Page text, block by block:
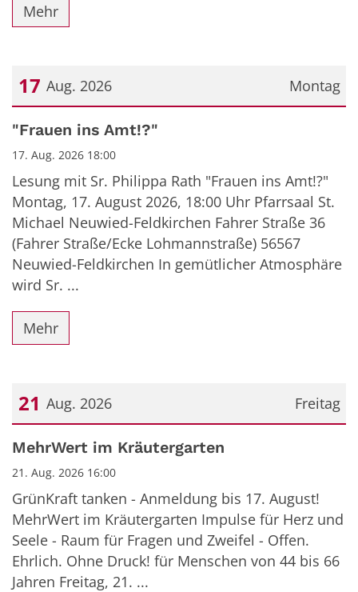
Mehr
Montag
17 Aug. 2026
Datum: 17. August 2026
"Frauen ins Amt!?"
17. Aug. 2026 18:00
Lesung mit Sr. Philippa Rath "Frauen ins Amt!?"
Montag, 17. August 2026, 18:00 Uhr Pfarrsaal St.
Michael Neuwied-Feldkirchen Fahrer Straße 36
(Fahrer Straße/Ecke Lohmannstraße) 56567
Neuwied-Feldkirchen In gemütlicher Atmosphäre
wird Sr. ...
Mehr
Freitag
21 Aug. 2026
Datum: 21. August 2026
MehrWert im Kräutergarten
21. Aug. 2026 16:00
GrünKraft tanken - Anmeldung bis 17. August!
MehrWert im Kräutergarten Impulse für Herz und
Seele - Raum für Fragen und Zweifel - Offen.
Ehrlich. Ohne Druck! für Menschen von 44 bis 66
Jahren Freitag, 21. ...